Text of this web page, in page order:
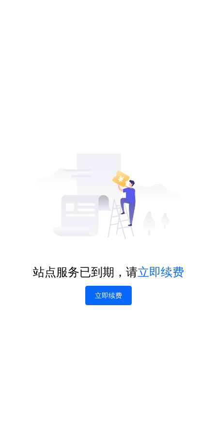
站点服务已到期，请立即续费
立即续费